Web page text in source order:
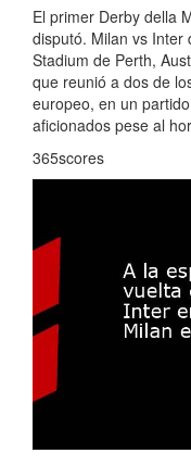
El primer Derby della
disputó. Milan vs Inter
Stadium de Perth,
que reunió a dos de
europeo, en un
aficionados pese al
365scores